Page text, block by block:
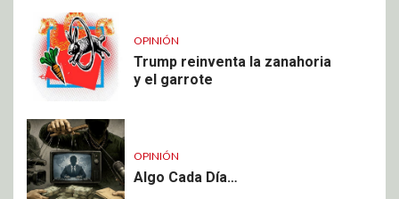
OPINIÓN
Trump reinventa la zanahoria
y el garrote
OPINIÓN
Algo Cada Día…